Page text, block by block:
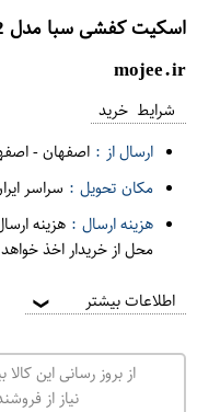
اسکیت کفشی سبا مدل Highlight V2.B42
mojee.ir
شرایط خرید
ارسال از : اصفهان-
مکان تحویل : سراسر
هزینه ارسال : هزینه
محل از خریدار اخذ
اطلاعات بیشتر ❯
از بروز رسانی این
نیاز از